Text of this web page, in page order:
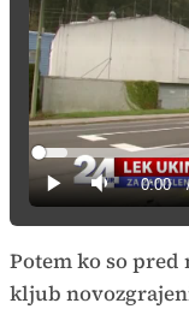
Predvajaj
Tiho
Time
0:00
Loaded:
6.13%
Potem ko so
kljub